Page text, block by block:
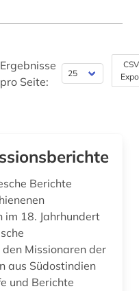
Ergebnisse
pro Seite:
Berichte
im 18. Jahrhundert
Missionaren der
aus Südostindien
und Berichte